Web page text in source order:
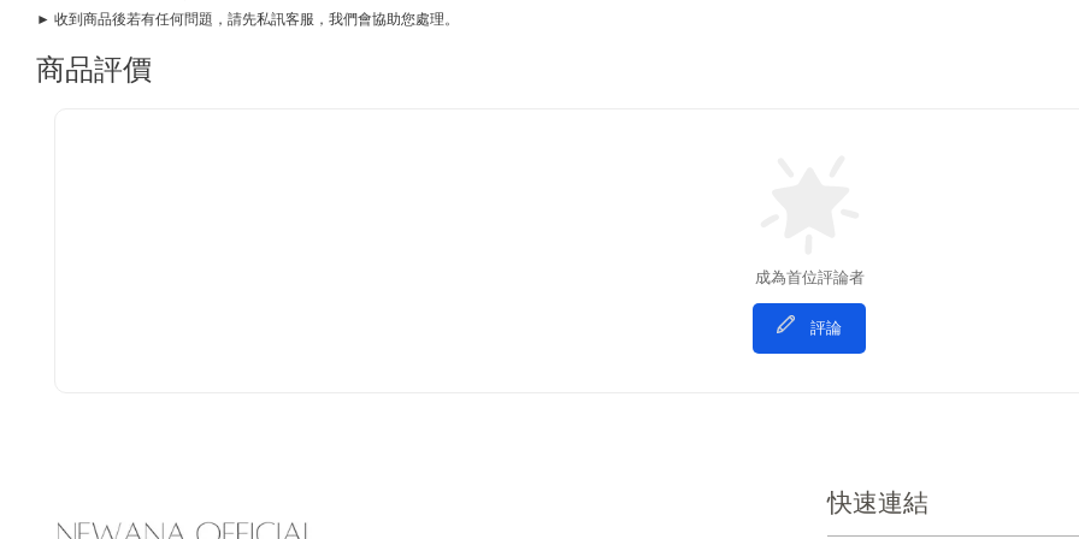
► 收到商品後若有任何問題，請先私訊客服，我們會協助您處理。
商品評價
成為首位評論者
評論
快速連結